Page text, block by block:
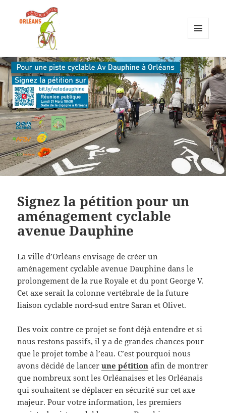
Vélorution Orléans
WIDGETS
Signez la pétition pour un
aménagement cyclable
avenue Dauphine
La ville d’Orléans envisage de créer un
aménagement cyclable avenue Dauphine dans le
prolongement de la rue Royale et du pont George V.
Cet axe serait la colonne vertébrale de la future
liaison cyclable nord-sud entre Saran et Olivet.
Des voix contre ce projet se font déjà entendre et si
nous restons passifs, il y a de grandes chances pour
que le projet tombe à l’eau. C’est pourquoi nous
avons décidé de lancerune pétition afin de montrer
que nombreux sont les Orléanaises et les Orléanais
qui souhaitent se déplacer en sécurité sur cet axe
majeur. Pour votre information, les premiers